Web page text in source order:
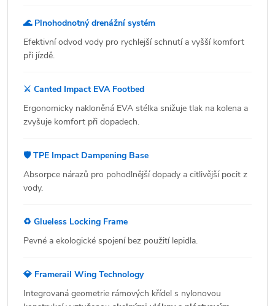
🌊 Plnohodnotný drenážní systém
Efektivní odvod vody pro rychlejší schnutí a vyšší komfort
při jízdě.
⚔️ Canted Impact EVA Footbed
Ergonomicky nakloněná EVA stélka snižuje tlak na kolena a
zvyšuje komfort při dopadech.
🛡️ TPE Impact Dampening Base
Absorpce nárazů pro pohodlnější dopady a citlivější pocit z
vody.
♻️ Glueless Locking Frame
Pevné a ekologické spojení bez použití lepidla.
💎 Framerail Wing Technology
Integrovaná geometrie rámových křídel s nylonovou